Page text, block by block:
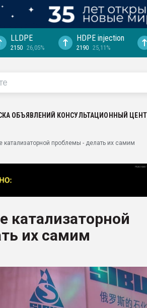
LLDPE
2150 26,05%
HDPE injection
2190 25,11%
ОБЪЯВЛЕНИЙ КОНСУЛЬТАЦИОННЫЙ
катализаторной проблемы - делать их самим
катализаторной
их самим